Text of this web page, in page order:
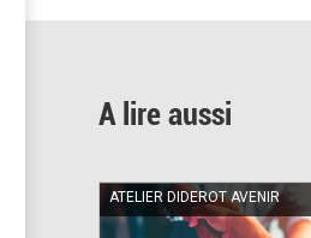
A lire aussi
ATELIER DIDEROT AVENIR